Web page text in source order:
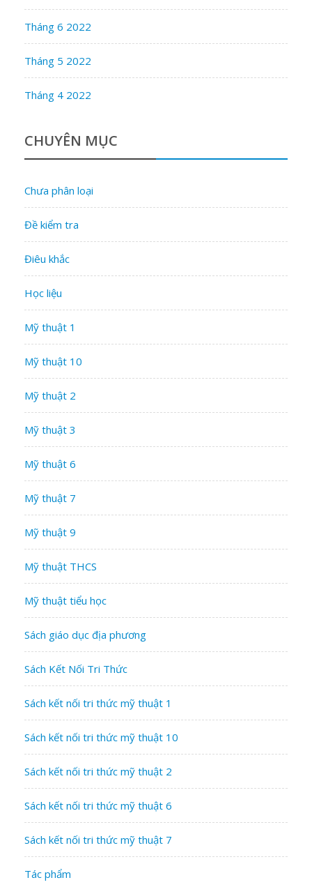
Tháng 6 2022
Tháng 5 2022
Tháng 4 2022
CHUYÊN MỤC
Chưa phân loại
Đề kiểm tra
Điêu khắc
Học liệu
Mỹ thuật 1
Mỹ thuật 10
Mỹ thuật 2
Mỹ thuật 3
Mỹ thuật 6
Mỹ thuật 7
Mỹ thuật 9
Mỹ thuật THCS
Mỹ thuật tiểu học
Sách giáo dục địa phương
Sách Kết Nối Tri Thức
Sách kết nối tri thức mỹ thuật 1
Sách kết nối tri thức mỹ thuật 10
Sách kết nối tri thức mỹ thuật 2
Sách kết nối tri thức mỹ thuật 6
Sách kết nối tri thức mỹ thuật 7
Tác phẩm